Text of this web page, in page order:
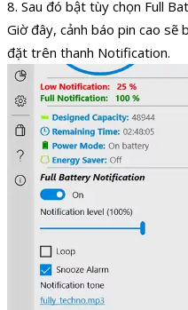
8. Sau đó bật tùy chọn Full
Giờ đây, cảnh báo pin cao
đặt trên thanh Notification.